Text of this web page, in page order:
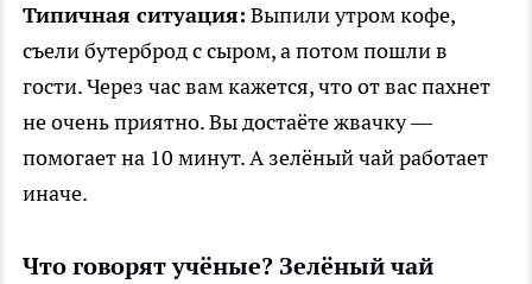
Типичная ситуация: Выпили утром кофе,
съели бутерброд с сыром, а потом пошли в
гости. Через час вам кажется, что от вас пахнет
не очень приятно. Вы достаёте жвачку —
помогает на 10 минут. А зелёный чай работает
иначе.
Что говорят учёные? Зелёный чай